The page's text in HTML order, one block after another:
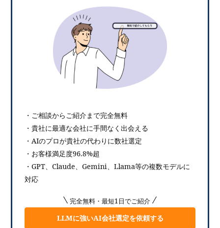
・ご相談からご紹介まで完全無料
・貴社に最適な会社に手間なく出会える
・AIのプロが貴社の代わりに数社選定
・お客様満足度96.8%超
・GPT、Claude、Gemini、Llama等の複数モデルに
対応
完全無料・最短1日でご紹介
LLMに強いAI会社選定を依頼する